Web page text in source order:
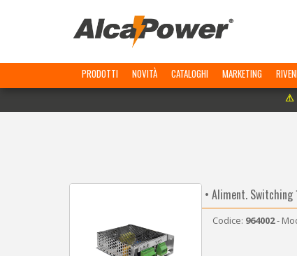
⚠
PRODOTTI NOVITÀ CATALOGHI MARKETING
• Aliment. Switching
Codice: 964002-